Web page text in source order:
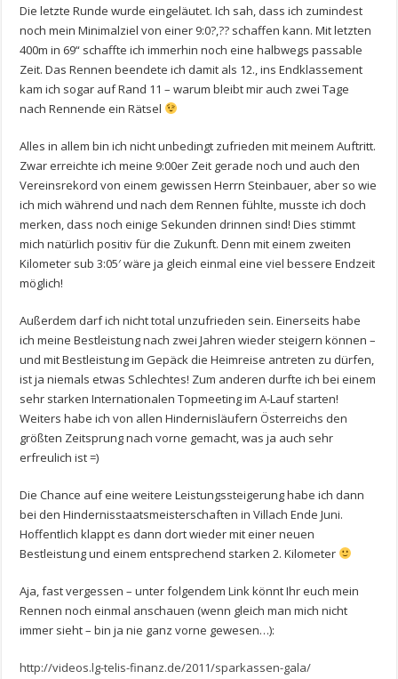
Die letzte Runde wurde eingeläutet. Ich sah, dass ich zumindest
noch mein Minimalziel von einer 9:0?,?? schaffen kann. Mit letzten
400m in 69“ schaffte ich immerhin noch eine halbwegs passable
Zeit. Das Rennen beendete ich damit als 12., ins Endklassement
kam ich sogar auf Rand 11 – warum bleibt mir auch zwei Tage
nach Rennende ein Rätsel
Alles in allem bin ich nicht unbedingt zufrieden mit meinem Auftritt.
Zwar erreichte ich meine 9:00er Zeit gerade noch und auch den
Vereinsrekord von einem gewissen Herrn Steinbauer, aber so wie
ich mich während und nach dem Rennen fühlte, musste ich doch
merken, dass noch einige Sekunden drinnen sind! Dies stimmt
mich natürlich positiv für die Zukunft. Denn mit einem zweiten
Kilometer sub 3:05′ wäre ja gleich einmal eine viel bessere Endzeit
möglich!
Außerdem darf ich nicht total unzufrieden sein. Einerseits habe
ich meine Bestleistung nach zwei Jahren wieder steigern können –
und mit Bestleistung im Gepäck die Heimreise antreten zu dürfen,
ist ja niemals etwas Schlechtes! Zum anderen durfte ich bei einem
sehr starken Internationalen Topmeeting im A-Lauf starten!
Weiters habe ich von allen Hindernisläufern Österreichs den
größten Zeitsprung nach vorne gemacht, was ja auch sehr
erfreulich ist =)
Die Chance auf eine weitere Leistungssteigerung habe ich dann
bei den Hindernisstaatsmeisterschaften in Villach Ende Juni.
Hoffentlich klappt es dann dort wieder mit einer neuen
Bestleistung und einem entsprechend starken 2. Kilometer
Aja, fast vergessen – unter folgendem Link könnt Ihr euch mein
Rennen noch einmal anschauen (wenn gleich man mich nicht
immer sieht – bin ja nie ganz vorne gewesen…):
http://videos.lg-telis-finanz.de/2011/sparkassen-gala/